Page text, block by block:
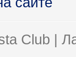
Club |